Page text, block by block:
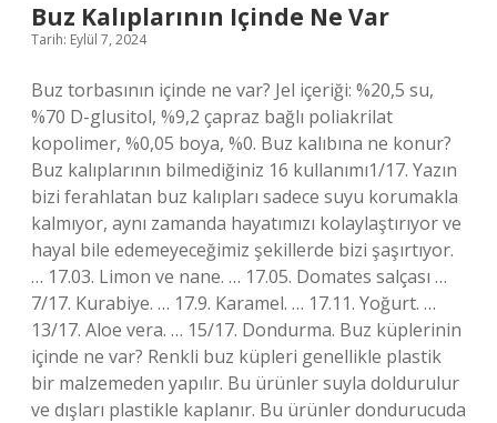
Buz Kalıplarının Içinde Ne Var
Tarih: Eylül 7, 2024
Buz torbasının içinde ne var? Jel içeriği: %20,5 su,
%70 D-glusitol, %9,2 çapraz bağlı poliakrilat
kopolimer, %0,05 boya, %0. Buz kalıbına ne konur?
Buz kalıplarının bilmediğiniz 16 kullanımı1/17. Yazın
bizi ferahlatan buz kalıpları sadece suyu korumakla
kalmıyor, aynı zamanda hayatımızı kolaylaştırıyor ve
hayal bile edemeyeceğimiz şekillerde bizi şaşırtıyor.
… 17.03. Limon ve nane. … 17.05. Domates salçası …
7/17. Kurabiye. … 17.9. Karamel. … 17.11. Yoğurt. …
13/17. Aloe vera. … 15/17. Dondurma. Buz küplerinin
içinde ne var? Renkli buz küpleri genellikle plastik
bir malzemeden yapılır. Bu ürünler suyla doldurulur
ve dışları plastikle kaplanır. Bu ürünler dondurucuda